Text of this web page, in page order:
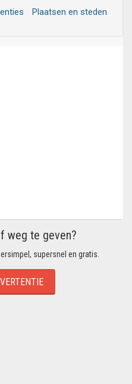
Plaatsen en steden
weg te geven?
supersnel en gratis.